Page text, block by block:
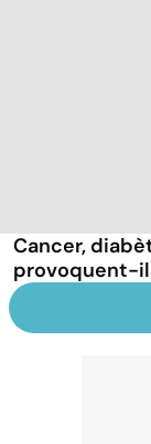
Cancer,
provoquent-